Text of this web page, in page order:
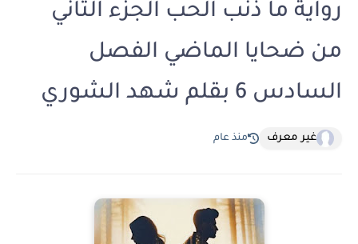
رواية ما ذنب الحب الجزء الثاني
من ضحايا الماضي الفصل
السادس 6 بقلم شهد الشوري
غير معرف منذ عام